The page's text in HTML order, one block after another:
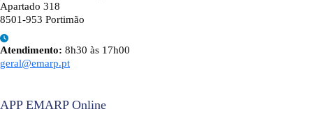
Apartado 318
8501-953 Portimão
Atendimento: 8h30 às 17h00
geral@emarp.pt
APP EMARP Online